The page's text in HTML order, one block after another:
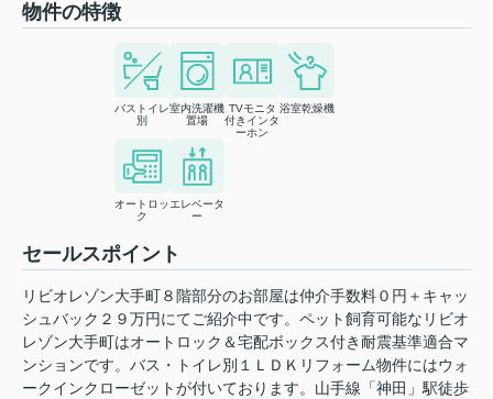
物件の特徴
バストイレ
別
室内洗濯機
置場
TVモニタ
付きインタ
ーホン
浴室乾燥機
オートロッ
ク
エレベータ
ー
セールスポイント
リビオレゾン大手町８階部分のお部屋は仲介手数料０円＋キャッ
シュバック２９万円にてご紹介中です。ペット飼育可能なリビオ
レゾン大手町はオートロック＆宅配ボックス付き耐震基準適合マ
ンションです。バス・トイレ別１ＬＤＫリフォーム物件にはウォ
ークインクローゼットが付いております。山手線「神田」駅徒歩